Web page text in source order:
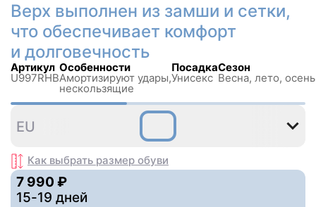
Верх выполнен из замши и сетки,
что обеспечивает комфорт
и долговечность
Артикул
U997RHB
Особенности
Амортизируют удары,
нескользящиe
Посадка
Унисекс
Сезон
Весна, лето,
,5
EU
Как выбрать размер обуви
7 990 ₽
15-19 дней